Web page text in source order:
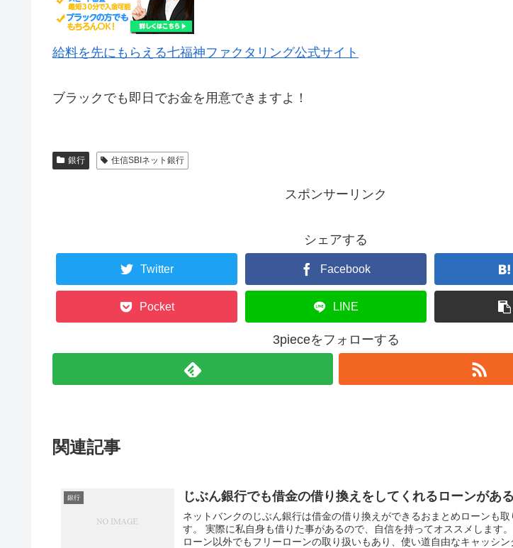
給料を先にもらえる七福神ファクタリング公式サイト
ブラックでも即日でお金を用意できますよ！
銀行 住信SBIネット銀行
スポンサーリンク
シェアする
Twitter Facebook
Pocket LINE
3pieceをフォローする
関連記事
銀行 じぶん銀行でも借金の借り換えをしてくれるローンがある
ネットバンクのじぶん銀行は借金の借り換えができるおまとめローンも
す。 実際に私自身も借りた事があるので、自信を持ってオススメします
ローン以外でもフリーローンの取り扱いもあり、使い道自由なキャッシン